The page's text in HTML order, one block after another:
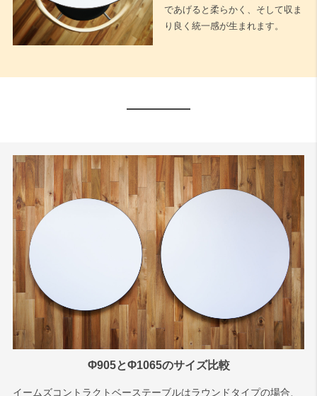
であげると柔らかく、そして収ま
り良く統一感が生まれます。
Φ905とΦ1065のサイズ比較
イームズコントラクトベーステーブルはラウンドタイプの場合、